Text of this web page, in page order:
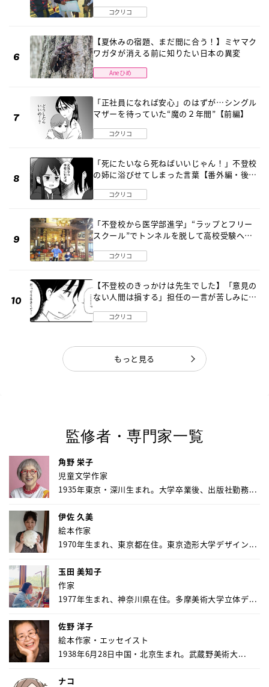
コクリコ
【夏休みの宿題、まだ間に合う！】ミヤマク
ワガタが消える前に知りたい日本の異変
Aneひめ
「正社員になれば安心」のはずが…シングル
マザーを待っていた“魔の２年間”【前編】
コクリコ
「死にたいなら死ねばいいじゃん！」不登校
の姉に浴びせてしまった言葉【番外編・後
コクリコ
「不登校から医学部進学」“ラップとフリー
スクール”でトンネルを脱して高校受験へ
コクリコ
【不登校のきっかけは先生でした】「意見の
ない人間は損する」担任の一言が苦しみに…
コクリコ
もっと見る
監修者・専門家一覧
角野 栄子
児童文学作家
1935年東京・深川生まれ。大学卒業後、出版社勤務...
伊佐 久美
絵本作家
1970年生まれ、東京都在住。東京造形大学デザイン...
玉田 美知子
作家
1977年生まれ、神奈川県在住。多摩美術大学立体デ...
佐野 洋子
絵本作家・エッセイスト
1938年6月28日中国・北京生まれ。武蔵野美術大...
ナコ